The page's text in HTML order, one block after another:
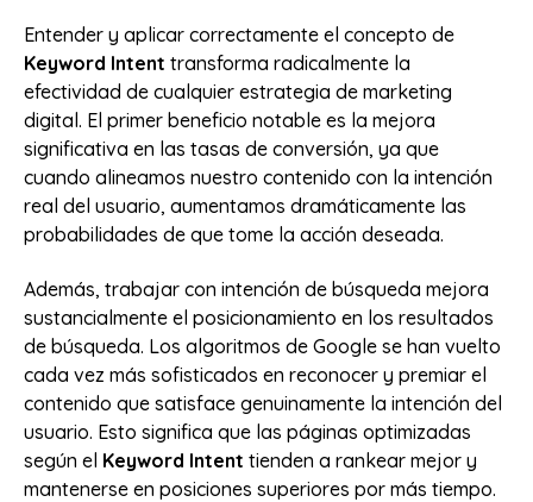
Entender y aplicar correctamente el concepto de
Keyword Intent transforma radicalmente la
efectividad de cualquier estrategia de marketing
digital. El primer beneficio notable es la mejora
significativa en las tasas de conversión, ya que
cuando alineamos nuestro contenido con la intención
real del usuario, aumentamos dramáticamente las
probabilidades de que tome la acción deseada.
Además, trabajar con intención de búsqueda mejora
sustancialmente el posicionamiento en los resultados
de búsqueda. Los algoritmos de Google se han vuelto
cada vez más sofisticados en reconocer y premiar el
contenido que satisface genuinamente la intención del
usuario. Esto significa que las páginas optimizadas
según el Keyword Intent tienden a rankear mejor y
mantenerse en posiciones superiores por más tiempo.